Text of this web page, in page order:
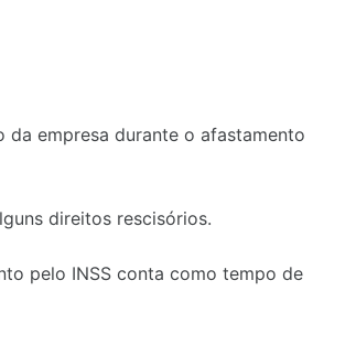
empresa durante o afastamento
direitos rescisórios.
pelo INSS conta como tempo de